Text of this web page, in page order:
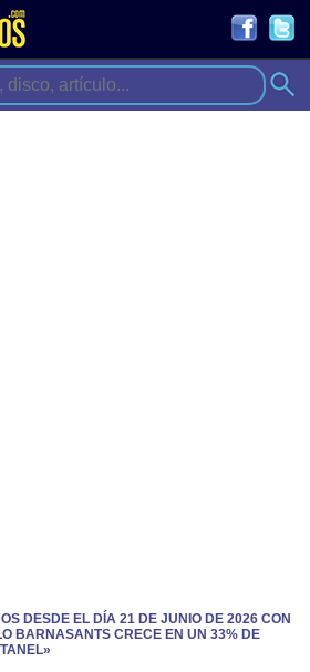
DESDE EL DÍA 21 DE JUNIO DE 2026 CON
BARNASANTS CRECE EN UN 33% DE